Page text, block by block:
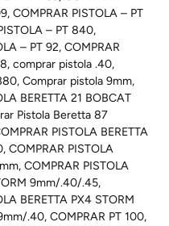
,COMPRAR PISTOLA – PT
– PT 840,
– PT 92,COMPRAR
,comprar pistola .40,
,Comprar pistola 9mm,
BERETTA 21 BOBCAT
Pistola Beretta 87
PISTOLA BERETTA
,COMPRAR PISTOLA
,COMPRAR PISTOLA
9mm/.40/.45,
BERETTA PX4 STORM
.40,COMPRAR PT 100,